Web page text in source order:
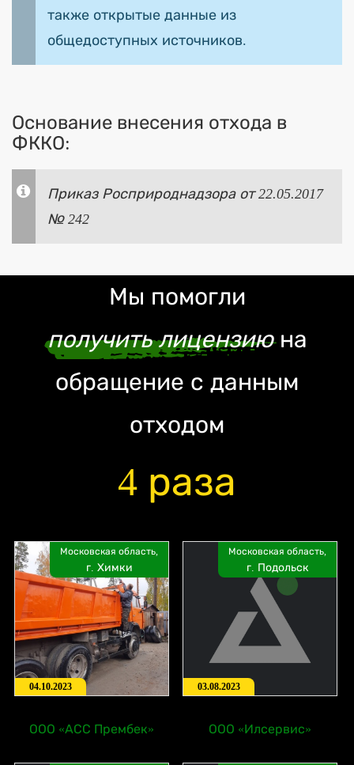
также открытые данные из
общедоступных источников.
Основание внесения отхода в
ФККО:
Приказ Росприроднадзора от 22.05.2017
№ 242
Мы помогли
получить лицензиюна
обращение с данным
отходом
4 раза
Московская область,
г. Химки
04.10.2023
ООО «АСС Прембек»
Московская область,
г. Подольск
03.08.2023
ООО «Илсервис»